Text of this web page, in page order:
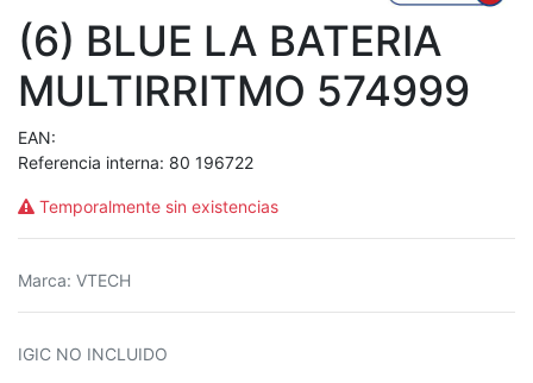
(6) BLUE LA BATERIA
MULTIRRITMO 574999
EAN:
Referencia interna: 80 196722
Temporalmente sin existencias
Marca: VTECH
IGIC NO INCLUIDO